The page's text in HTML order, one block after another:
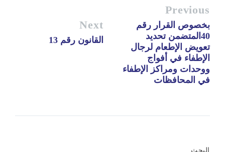
Previous
بخصوص القرار رقم
40المتضمن تحديد
تعويض الإطعام لرجال
الإطفاء في أفواج
ووحدات ومراكز الإطفاء
في المحافظات
Next
القانون رقم 13
البحث